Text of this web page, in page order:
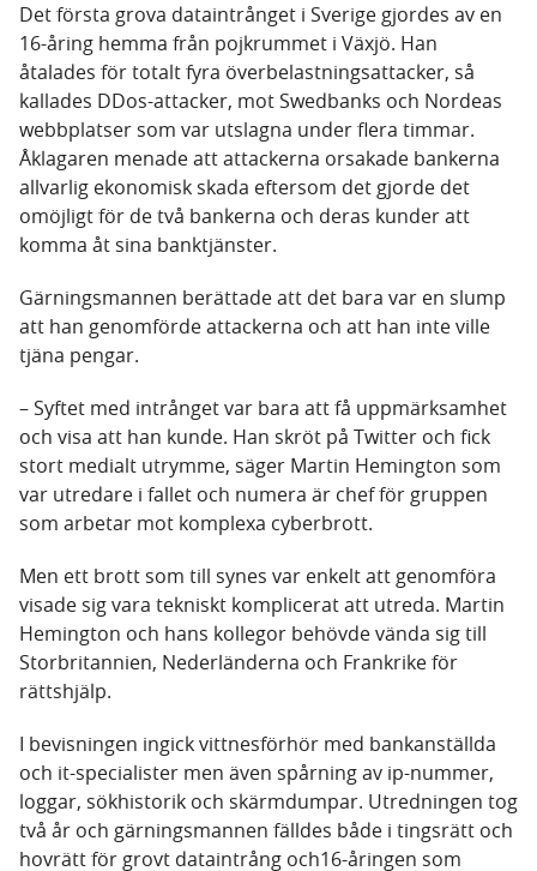
Det första grova dataintrånget i Sverige gjordes av en
16-åring hemma från pojkrummet i Växjö. Han
åtalades för totalt fyra överbelastningsattacker, så
kallades DDos-attacker, mot Swedbanks och Nordeas
webbplatser som var utslagna under flera timmar.
Åklagaren menade att attackerna orsakade bankerna
allvarlig ekonomisk skada eftersom det gjorde det
omöjligt för de två bankerna och deras kunder att
komma åt sina banktjänster.
Gärningsmannen berättade att det bara var en slump
att han genomförde attackerna och att han inte ville
tjäna pengar.
– Syftet med intrånget var bara att få uppmärksamhet
och visa att han kunde. Han skröt på Twitter och fick
stort medialt utrymme, säger Martin Hemington som
var utredare i fallet och numera är chef för gruppen
som arbetar mot komplexa cyberbrott.
Men ett brott som till synes var enkelt att genomföra
visade sig vara tekniskt komplicerat att utreda. Martin
Hemington och hans kollegor behövde vända sig till
Storbritannien, Nederländerna och Frankrike för
rättshjälp.
I bevisningen ingick vittnesförhör med bankanställda
och it-specialister men även spårning av ip-nummer,
loggar, sökhistorik och skärmdumpar. Utredningen tog
två år och gärningsmannen fälldes både i tingsrätt och
hovrätt för grovt dataintrång och16-åringen som